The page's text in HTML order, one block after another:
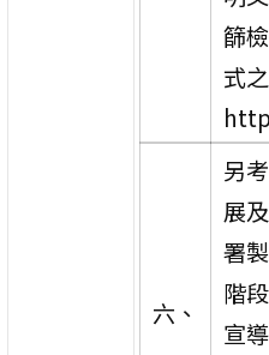
篩
式
六、
另
展
署
階
宣